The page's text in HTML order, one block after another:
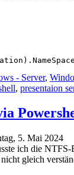
- Server,
, presentaion
5. Mai 2024
ich die
gleich